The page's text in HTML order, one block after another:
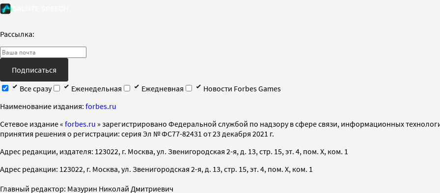
Рассылка:
Подписаться
Все сразу
Еженедельная Ежедневная
Новости Forbes Games
Наименование издания: forbes.ru
Cетевое издание « forbes.ru » зарегистрировано Федеральной службой по надзору в сфере связи, информационных
принятия решения о регистрации: серия Эл № ФС77-82431 от 23 декабря 2021 г.
Адрес редакции, издателя: 123022, г. Москва, ул. Звенигородская 2-я, д. 13, стр. 15, эт. 4, пом. X, ком. 1
Адрес редакции: 123022, г. Москва, ул. Звенигородская 2-я, д. 13, стр. 15, эт. 4, пом. X, ком. 1
Главный редактор: Мазурин Николай Дмитриевич